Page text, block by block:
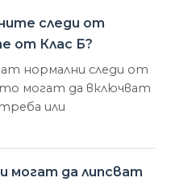
следи от
от Клас Б?
нормални следи от
могат да включват
или
могат да липсват